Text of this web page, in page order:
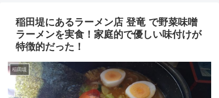
稲田堤にあるラーメン店 登竜 で野菜味噌
ラーメンを実食！家庭的で優しい味付けが
特徴的だった！
稲田堤